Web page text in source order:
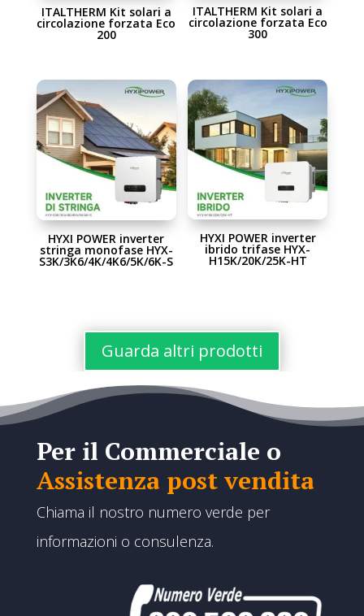
ITALTHERM Kit solari a
circolazione forzata Eco
200
ITALTHERM Kit solari a
circolazione forzata Eco
300
HYXI POWER inverter
stringa monofase HYX-
S3K/3K6/4K/4K6/5K/6K-S
HYXI POWER inverter
ibrido trifase HYX-
H15K/20K/25K-HT
Guarda altri prodotti
Per il Commerciale o
Assistenza post vendita
Chiama il nostro numero verde per
informazioni o consulenza.